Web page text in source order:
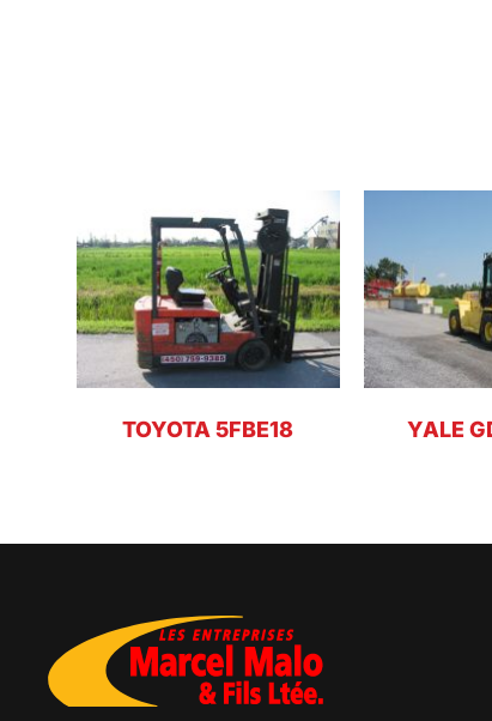
TOYOTA 5FBE18 YALE